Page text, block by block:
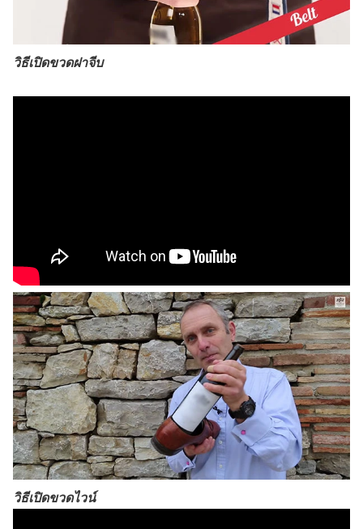
วิธีเปิดขวดฝาจีบ
วิธีเปิดขวดไวน์